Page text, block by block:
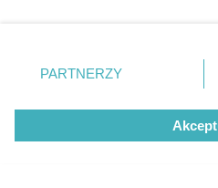
zmienić/wycofać klikając
znajdujący się w lewym
rodzaje przetwarzania danych
użytkownika, ale masz prawo
przetwarzaniu. Preferencje
PARTNERZY